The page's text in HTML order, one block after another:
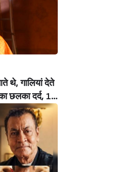
थे, गालियां देते
छलका दर्द, 1
करनी पड़ी थी
आत्मा बेच दी
Doing
Loan)